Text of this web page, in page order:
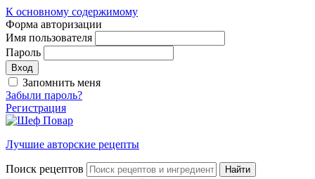
К основному содержимому
Форма авторизации
Имя пользователя
Пароль
Запомнить меня
Забыли пароль?
Регистрация
Лучшие авторские рецепты
Поиск рецептов